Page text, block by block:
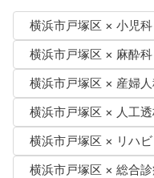
横浜市戸塚区 × 小児科
横浜市戸塚区 × 麻酔科
横浜市戸塚区 × 産婦
横浜市戸塚区 × 人工
横浜市戸塚区 × リハ
横浜市戸塚区 × 総合